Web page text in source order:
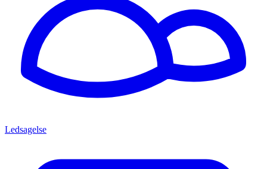
Ledsagelse